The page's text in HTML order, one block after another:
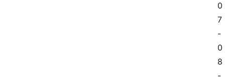
0
7
-
0
8
-